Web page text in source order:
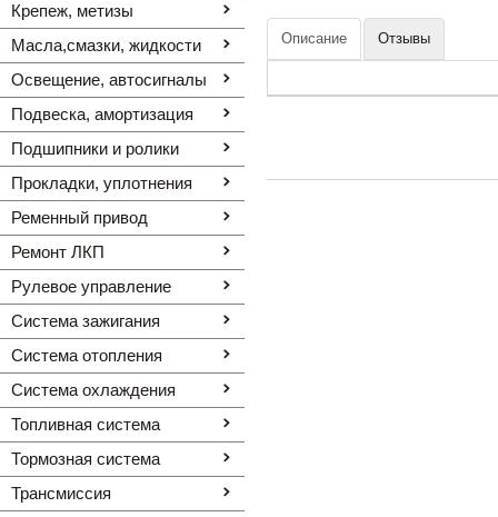
Крепеж, метизы
Масла,смазки, жидкости
Освещение, автоcигналы
Подвеска, амортизация
Подшипники и ролики
Прокладки, уплотнения
Ременный привод
Ремонт ЛКП
Рулевое управление
Система зажигания
Система отопления
Система охлаждения
Топливная система
Тормозная система
Трансмиссия
Описание Отзывы